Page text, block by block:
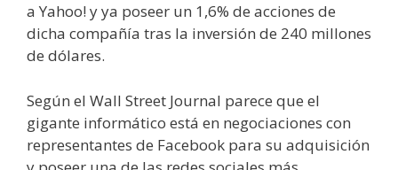
a Yahoo! y ya poseer un 1,6% de acciones de
dicha compañía tras la inversión de 240 millones
de dólares.
Según el Wall Street Journal parece que el
gigante informático está en negociaciones con
representantes de Facebook para su adquisición